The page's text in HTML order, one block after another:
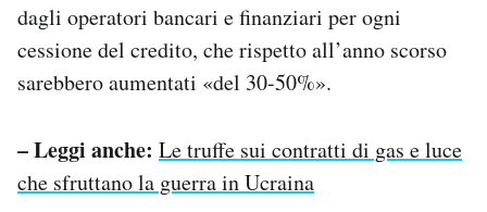
dagli operatori bancari e finanziari per ogni
cessione del credito, che rispetto all’anno scorso
sarebbero aumentati «del 30-50%».
– Leggi anche: Le truffe sui contratti di gas e luce
che sfruttano la guerra in Ucraina